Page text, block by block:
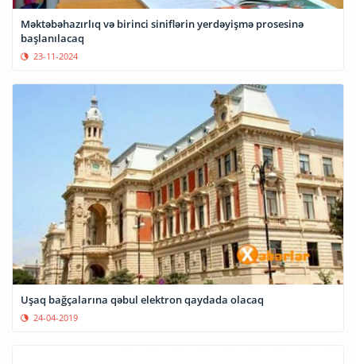
Məktəbəhazırlıq və birinci siniflərin yerdəyişmə prosesinə
başlanılacaq
23-11-2024
Uşaq bağçalarına qəbul elektron qaydada olacaq
24-04-2019